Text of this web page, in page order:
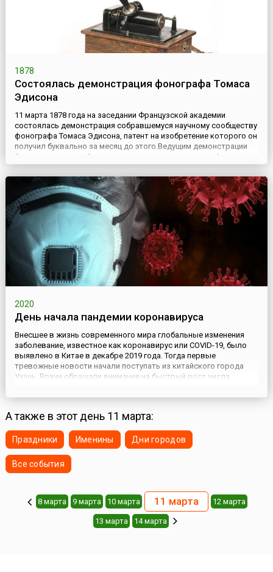
1878
Состоялась демонстрация фонографа Томаса
Эдисона
11 марта 1878 года на заседании Французской академии
состоялась демонстрация собравшемуся научному сообществу
фонографа Томаса Эдисона, патент на изобретение которого он
получил буквально за месяц до этого.Ведущим демонстрации
был сотрудник изобретателя, один из пионеров телефонии,
разработчик первой в мире телефонной станции на два десятка
абонентов, венгерский инженер Тивадар Пушкаш, которог...
2020
День начала пандемии коронавируса
Внесшее в жизнь современного мира глобальные изменения
заболевание, известное как коронавирус или COVID-19, было
выявлено в Китае в декабре 2019 года. Тогда первые
тревожные новости начали поступать из китайского города
Ухань. Врачи обращали внимание на быстрый рост числа
протеканием и осложнениями. 11 января 2020 года новое
А также в этот день 11 марта:
Праздники Именины Дни городов
Все события
8 марта 9 марта 10 марта 11 марта 12 марта
13 марта 14 марта